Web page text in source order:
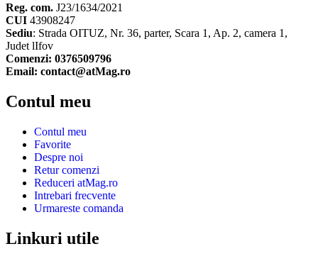
Reg. com. J23/1634/2021
CUI 43908247
Sediu: Strada OITUZ, Nr. 36, parter, Scara 1, Ap. 2, camera 1,
Judet lIfov
Comenzi: 0376509796
Email: contact@atMag.ro
Contul meu
Contul meu
Favorite
Despre noi
Retur comenzi
Reduceri atMag.ro
Intrebari frecvente
Urmareste comanda
Linkuri utile